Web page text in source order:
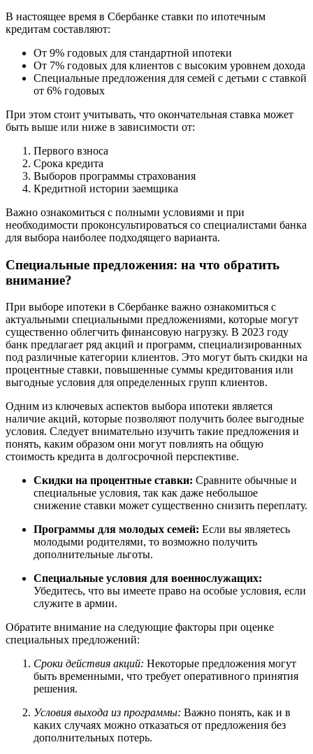
В настоящее время в Сбербанке ставки по ипотечным
кредитам составляют:
От 9% годовых для стандартной ипотеки
От 7% годовых для клиентов с высоким уровнем дохода
Специальные предложения для семей с детьми с ставкой
от 6% годовых
При этом стоит учитывать, что окончательная ставка может
быть выше или ниже в зависимости от:
Первого взноса
Срока кредита
Выборов программы страхования
Кредитной истории заемщика
Важно ознакомиться с полными условиями и при
необходимости проконсультироваться со специалистами банка
для выбора наиболее подходящего варианта.
Специальные предложения: на что обратить
внимание?
При выборе ипотеки в Сбербанке важно ознакомиться с
актуальными специальными предложениями, которые могут
существенно облегчить финансовую нагрузку. В 2023 году
банк предлагает ряд акций и программ, специализированных
под различные категории клиентов. Это могут быть скидки на
процентные ставки, повышенные суммы кредитования или
выгодные условия для определенных групп клиентов.
Одним из ключевых аспектов выбора ипотеки является
наличие акций, которые позволяют получить более выгодные
условия. Следует внимательно изучить такие предложения и
понять, каким образом они могут повлиять на общую
стоимость кредита в долгосрочной перспективе.
Скидки на процентные ставки: Сравните обычные и
специальные условия, так как даже небольшое
снижение ставки может существенно снизить переплату.
Программы для молодых семей: Если вы являетесь
молодыми родителями, то возможно получить
дополнительные льготы.
Специальные условия для военнослужащих:
Убедитесь, что вы имеете право на особые условия, если
служите в армии.
Обратите внимание на следующие факторы при оценке
специальных предложений:
Сроки действия акций: Некоторые предложения могут
быть временными, что требует оперативного принятия
решения.
Условия выхода из программы: Важно понять, как и в
каких случаях можно отказаться от предложения без
дополнительных потерь.